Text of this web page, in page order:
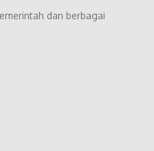
dan berbagai